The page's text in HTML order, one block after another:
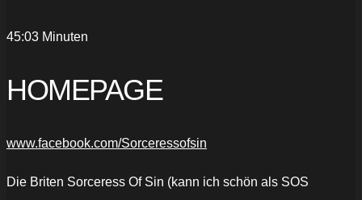
45:03 Minuten
HOMEPAGE
www.facebook.com/Sorceressofsin
Die Briten Sorceress Of Sin (kann ich schön als SOS